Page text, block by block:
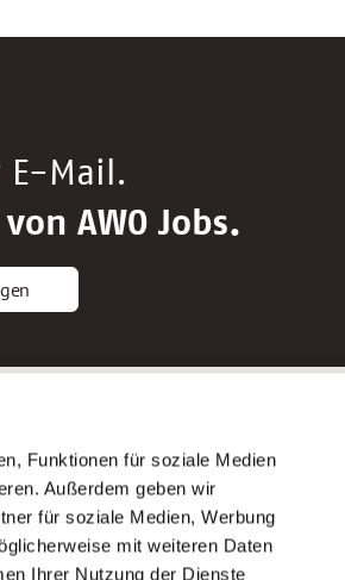
Funktionen für soziale Medien
Außerdem geben wir
für soziale Medien, Werbung
mit weiteren Daten
Ihrer Nutzung der Dienste
E-Mail.
AWO Jobs.
nach Bundesland
nach Bundesländern